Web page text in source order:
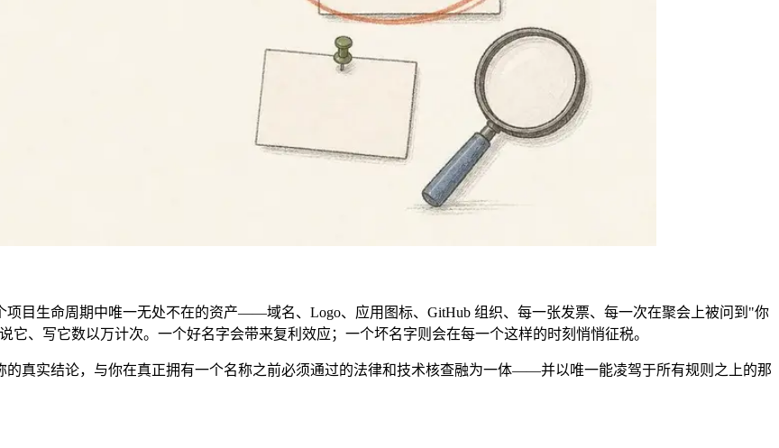
目生命周期中唯一无处不在的资产——域名、Logo、应用图标、GitHub 组织、每一张发票、每一次在聚会上被问到"你
、写它数以万计次。一个好名字会带来复利效应；一个坏名字则会在每一个这样的时刻悄悄征税。
真实结论，与你在真正拥有一个名称之前必须通过的法律和技术核查融为一体——并以唯一能凌驾于所有规则之上的那